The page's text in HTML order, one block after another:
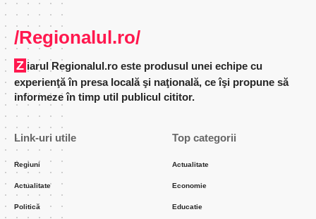
/Regionalul.ro/
Ziarul Regionalul.ro este produsul unei echipe cu
experienţă în presa locală şi naţională, ce îşi propune să
informeze în timp util publicul cititor.
Link-uri utile
Regiuni
Actualitate
Politică
Top categorii
Actualitate
Economie
Educatie